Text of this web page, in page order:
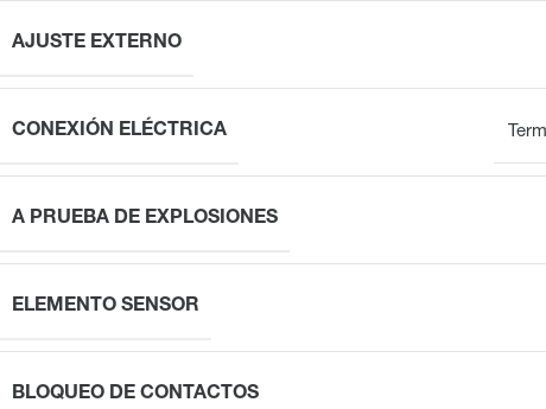
AJUSTE EXTERNO
CONEXIÓN ELÉCTRICA
A PRUEBA DE EXPLOSIONES
ELEMENTO SENSOR
BLOQUEO DE CONTACTOS